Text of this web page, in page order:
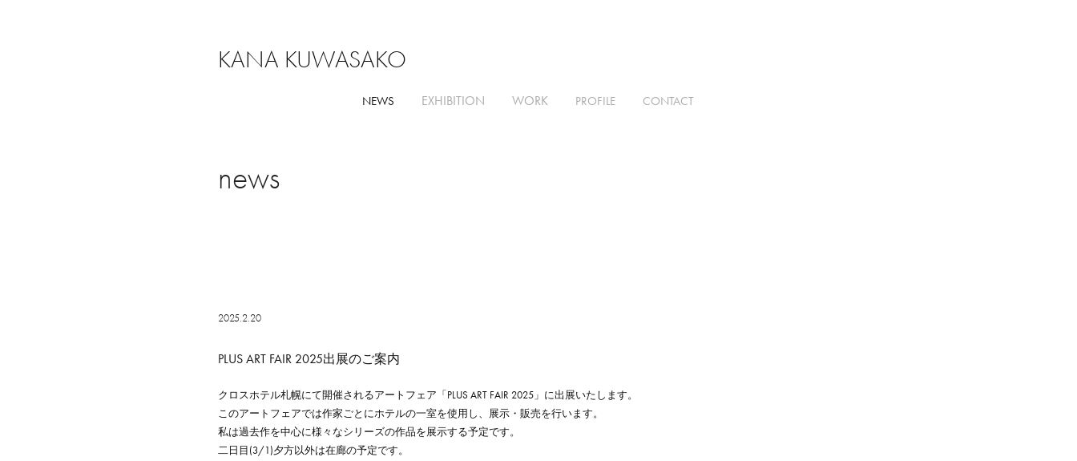
KANA KUWASAKO
NEWS EXHIBITION WORK PROFILE CONTACT
news
2025.2.20
PLUS ART FAIR 2025出展のご案内
クロスホテル札幌にて開催されるアートフェア「PLUS ART FAIR 2025」に出展いたします。
このアートフェアでは作家ごとにホテルの一室を使用し、展示・販売を行います。
私は過去作を中心に様々なシリーズの作品を展示する予定です。
二日目(3/1)夕方以外は在廊の予定です。